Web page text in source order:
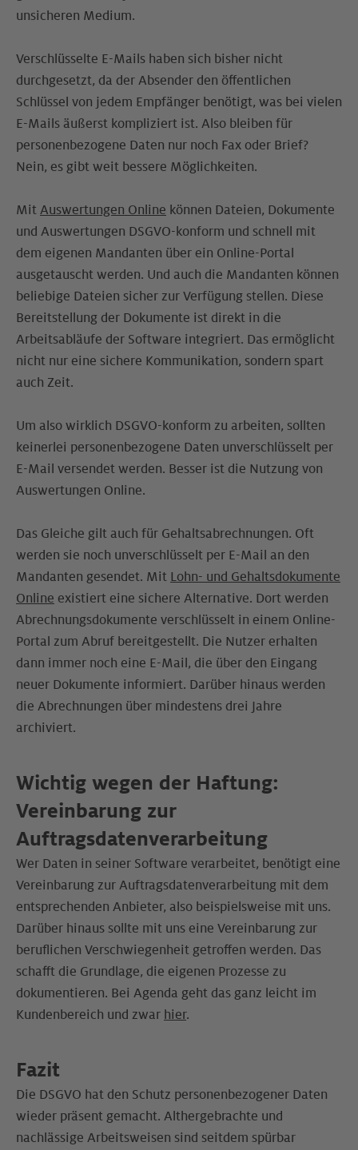
unsicheren Medium.
Verschlüsselte E-Mails haben sich bisher nicht
durchgesetzt, da der Absender den öffentlichen
Schlüssel von jedem Empfänger benötigt, was bei vielen
E-Mails äußerst kompliziert ist. Also bleiben für
personenbezogene Daten nur noch Fax oder Brief?
Nein, es gibt weit bessere Möglichkeiten.
Mit Auswertungen Online können Dateien, Dokumente
und Auswertungen DSGVO-konform und schnell mit
dem eigenen Mandanten über ein Online-Portal
ausgetauscht werden. Und auch die Mandanten können
beliebige Dateien sicher zur Verfügung stellen. Diese
Bereitstellung der Dokumente ist direkt in die
Arbeitsabläufe der Software integriert. Das ermöglicht
nicht nur eine sichere Kommunikation, sondern spart
auch Zeit.
Um also wirklich DSGVO-konform zu arbeiten, sollten
keinerlei personenbezogene Daten unverschlüsselt per
E-Mail versendet werden. Besser ist die Nutzung von
Auswertungen Online.
Das Gleiche gilt auch für Gehaltsabrechnungen. Oft
werden sie noch unverschlüsselt per E-Mail an den
Mandanten gesendet. Mit Lohn- und Gehaltsdokumente
Online existiert eine sichere Alternative. Dort werden
Abrechnungsdokumente verschlüsselt in einem Online-
Portal zum Abruf bereitgestellt. Die Nutzer erhalten
dann immer noch eine E-Mail, die über den Eingang
neuer Dokumente informiert. Darüber hinaus werden
die Abrechnungen über mindestens drei Jahre
archiviert.
Wichtig wegen der Haftung:
Vereinbarung zur
Auftragsdatenverarbeitung
Wer Daten in seiner Software verarbeitet, benötigt eine
Vereinbarung zur Auftragsdatenverarbeitung mit dem
entsprechenden Anbieter, also beispielsweise mit uns.
Darüber hinaus sollte mit uns eine Vereinbarung zur
beruflichen Verschwiegenheit getroffen werden. Das
schafft die Grundlage, die eigenen Prozesse zu
dokumentieren. Bei Agenda geht das ganz leicht im
Kundenbereich und zwar hier.
Fazit
Die DSGVO hat den Schutz personenbezogener Daten
wieder präsent gemacht. Althergebrachte und
nachlässige Arbeitsweisen sind seitdem spürbar